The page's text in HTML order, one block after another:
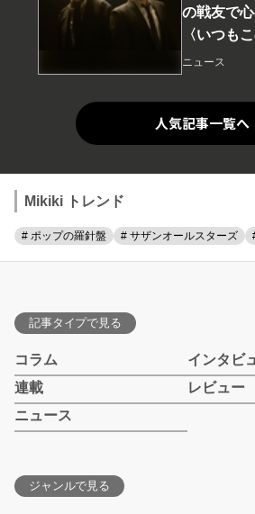
の戦友で
〈いつも
ニュース
人気記事一覧へ
Mikiki トレンド
# ポップの羅針盤 # サザンオールスターズ
記事タイプで見る
コラム
インタビ
連載
レビュー
ニュース
ジャンルで見る